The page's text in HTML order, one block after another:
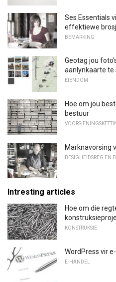
Ses Essentials
effektiewe
BEMARKING
Geotag jou
aanlynkaarte te
EIENDOM
Hoe om jou
bestuur
Marknavorsing
BESIGHEIDSREG EN
Intresting articles
Hoe om die
KONSTRUKSIE
WordPress vir
E-HANDEL